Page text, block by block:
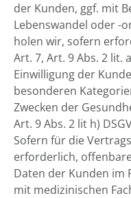
der Kunden, ggf. mit
Lebenswandel oder -
holen wir, sofern
Art. 7, Art. 9 Abs. 2 lit.
Einwilligung der
besonderen
Zwecken der
Art. 9 Abs. 2 lit h)
Sofern für die
erforderlich,
Daten der Kunden im
mit medizinischen